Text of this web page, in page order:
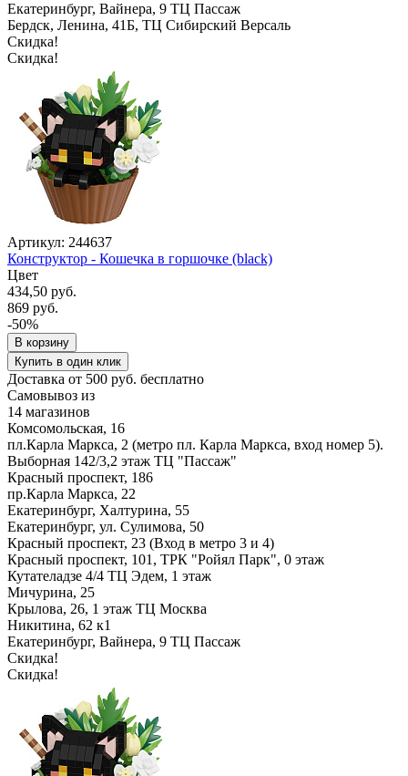
Екатеринбург, Вайнера, 9 ТЦ Пассаж
Бердск, Ленина, 41Б, ТЦ Сибирский Версаль
Скидка!
Скидка!
Артикул: 244637
Конструктор - Кошечка в горшочке (black)
Цвет
434,50 руб.
869 руб.
-50%
В корзину
Купить в один клик
Доставка от 500 руб. бесплатно
Самовывоз из
14 магазинов
Комсомольская, 16
пл.Карла Маркса, 2 (метро пл. Карла Маркса, вход номер 5).
Выборная 142/3,2 этаж ТЦ "Пассаж"
Красный проспект, 186
пр.Карла Маркса, 22
Екатеринбург, Халтурина, 55
Екатеринбург, ул. Сулимова, 50
Красный проспект, 23 (Вход в метро 3 и 4)
Красный проспект, 101, ТРК "Ройял Парк", 0 этаж
Кутателадзе 4/4 ТЦ Эдем, 1 этаж
Мичурина, 25
Крылова, 26, 1 этаж ТЦ Москва
Никитина, 62 к1
Екатеринбург, Вайнера, 9 ТЦ Пассаж
Скидка!
Скидка!